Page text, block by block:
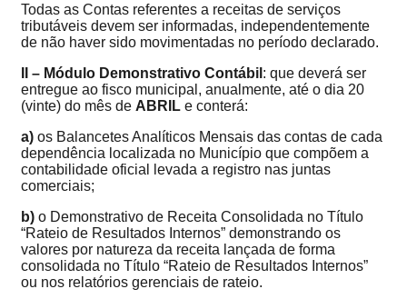
Todas as Contas referentes a receitas de serviços
tributáveis devem ser informadas, independentemente
de não haver sido movimentadas no período declarado.
II – Módulo Demonstrativo Contábil : que deverá ser
entregue ao fisco municipal, anualmente, até o dia 20
(vinte) do mês de ABRIL e conterá:
a) os Balancetes Analíticos Mensais das contas de cada
dependência localizada no Município que compõem a
contabilidade oficial levada a registro nas juntas
comerciais;
b) o Demonstrativo de Receita Consolidada no Título
“Rateio de Resultados Internos” demonstrando os
valores por natureza da receita lançada de forma
consolidada no Título “Rateio de Resultados Internos”
ou nos relatórios gerenciais de rateio.